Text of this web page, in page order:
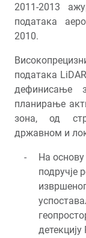
2011-2013
података
2010.
података
дефинисање
планирање
зона, од
државном и
На
подручје